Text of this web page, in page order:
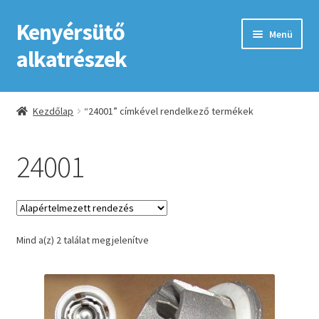
Ugrás
a
navigációhoz
Kilépés
a
tartalomba
Kenyérsütő
alkatrészek
Menü
Kezdőlap
ÁSZF
Fiókom
GYIK
Impresszum
Kezdőlap “24001” címkével rendelkező termékek
24001
Mind a(z) 2 találat megjelenítve